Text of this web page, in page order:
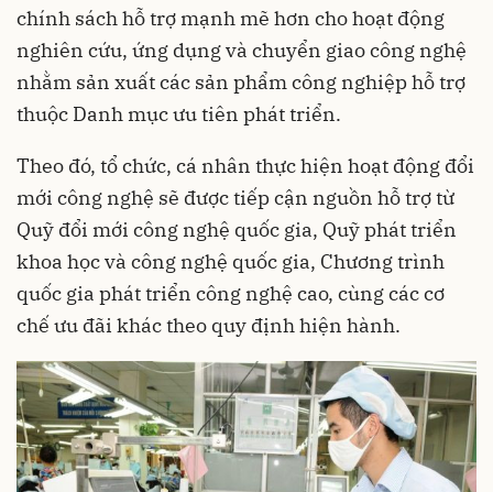
chính sách hỗ trợ mạnh mẽ hơn cho hoạt động
nghiên cứu, ứng dụng và chuyển giao công nghệ
nhằm sản xuất các sản phẩm công nghiệp hỗ trợ
thuộc Danh mục ưu tiên phát triển.
Theo đó, tổ chức, cá nhân thực hiện hoạt động đổi
mới công nghệ sẽ được tiếp cận nguồn hỗ trợ từ
Quỹ đổi mới công nghệ quốc gia, Quỹ phát triển
khoa học và công nghệ quốc gia, Chương trình
quốc gia phát triển công nghệ cao, cùng các cơ
chế ưu đãi khác theo quy định hiện hành.